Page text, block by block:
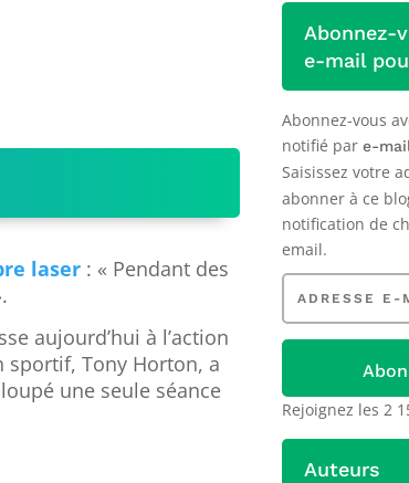
laser : « Pendant des
aujourd’hui à l’action
sportif, Tony Horton, a
une seule séance
Abonnez-
e-mail
Abonnez-vous
notifié pare-
Saisissez votre
abonner à ce
notification de
email.
Adresse
mail
Rejoignez les 2
Auteurs